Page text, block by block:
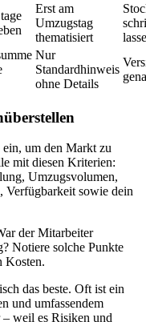
Erst am
Umzugstag
thematisiert
Nur
Standardhinweis
ohne Details
um den Markt zu
mit diesen Kriterien:
Umzugsvolumen,
Verfügbarkeit sowie dein
der Mitarbeiter
Notiere solche Punkte
Kosten.
das beste. Oft ist ein
und umfassendem
weil es Risiken und